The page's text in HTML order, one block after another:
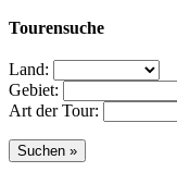
Tourensuche
Land:
Gebiet:
Art der Tour: